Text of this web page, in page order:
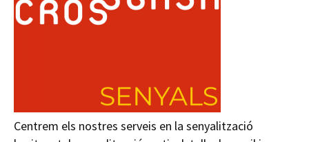
Centrem els nostres serveis en la senyalització